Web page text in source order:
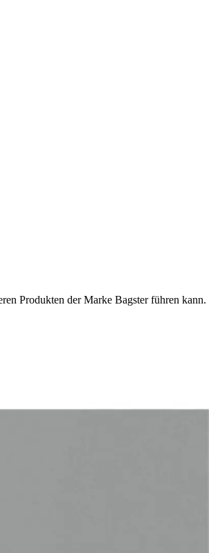
Produkten der Marke Bagster führen kann.